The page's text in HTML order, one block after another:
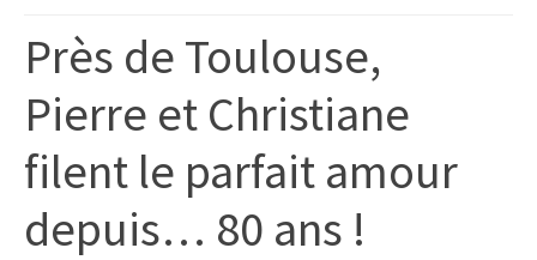
culture,
politique,
météo,
divers
initiatives
Près de Toulouse,
Pierre et Christiane
filent le parfait amour
depuis… 80 ans !